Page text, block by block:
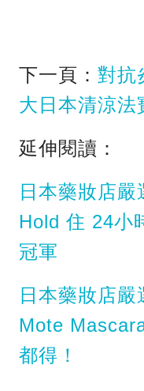
下一頁： 對抗
大日本清涼法
延伸閱讀：
日本藥妝店
Hold 住 24小
冠軍
日本藥妝店
Mote
都得！